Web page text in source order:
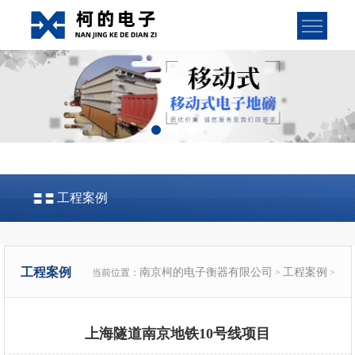
工程案例
工程案例 当前位置： 南京柯的电子衡器有限公司 > 工程案例 >
上海隧道南京地铁10号线项目